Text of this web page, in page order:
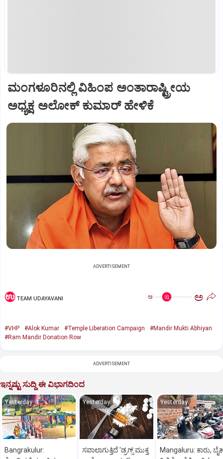
ಮಂಗಳೂರಿನಲ್ಲಿ ವಿಹಿಂಪ ಅಂತಾರಾಷ್ಟ್ರೀಯ
ಅಧ್ಯಕ್ಷ ಅಲೋಕ್ ಕುಮಾರ್ ಹೇಳಿಕೆ
ADVERTISEMENT
TEAM UDAYAVANI ಅ ಅ
#VHP #Alok Kumar #Temple Liberation Campaign
#Mandir Mukti Abhiyan
#Ram Mandir Donation Row
ADVERTISEMENT
ಇನ್ನಷ್ಟು ಸುದ್ದಿ ಈ ವಿಭಾಗದಿಂದ
Yesterday
Bangrakulur:
Yesterday
ಸವಾಲಾಗುತ್ತಿದೆ 'ಡ್ರಗ್ಸ್‌ ಮುಕ್ತ
Yesterday
Mangaluru: ಕಾರು,